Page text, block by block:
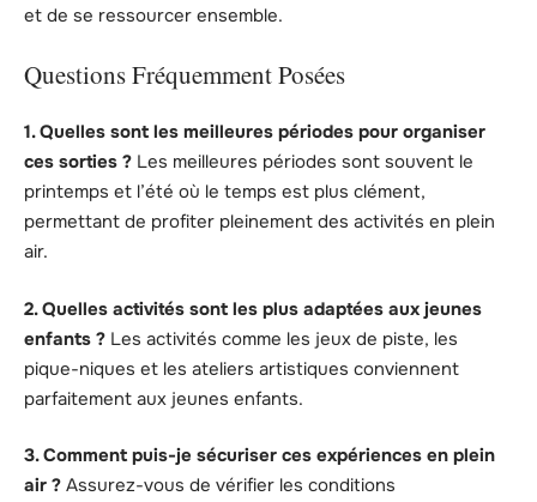
et de se ressourcer ensemble.
Questions Fréquemment Posées
1. Quelles sont les meilleures périodes pour organiser
ces sorties ? Les meilleures périodes sont souvent le
printemps et l’été où le temps est plus clément,
permettant de profiter pleinement des activités en plein
air.
2. Quelles activités sont les plus adaptées aux jeunes
enfants ? Les activités comme les jeux de piste, les
pique-niques et les ateliers artistiques conviennent
parfaitement aux jeunes enfants.
3. Comment puis-je sécuriser ces expériences en plein
air ? Assurez-vous de vérifier les conditions